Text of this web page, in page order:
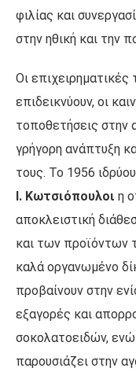
φιλίας και
στην ηθική και την
Οι επιχειρηματικές
επιδεικνύουν, οι
τοποθετήσεις στην
γρήγορη ανάπτυξη
τους. Το 1956
Ι. Κωτσιόπουλοι η
αποκλειστική
και των προϊόντων
καλά οργανωμένο
προβαίνουν στην
εξαγορές και
σοκολατοειδών,
παρουσιάζει στην